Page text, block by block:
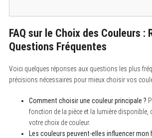
FAQ sur le Choix des Couleurs :
Questions Fréquentes
Voici quelques réponses aux questions les plus
précisions nécessaires pour mieux choisir vos
Comment choisir une couleur principale ?
fonction de la pièce et la lumière disponible,
votre choix de couleur.
Les couleurs peuvent-elles influencer mon